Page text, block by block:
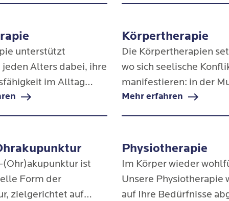
unterstützt
jeden Alters dabei, ihre
im Alltag
zu erhalten
Sie richtet
bei der
Handlungsplanung
alltäglicher
Körpertherapie
Die Körpertherapien
wo sich seelische
manifestieren: in der
in der Atmung, im
Bewegungsapparat.
Mehr erfahren
(Ohr)akupunktur ist
Form der
zielgerichtet auf
Physiotherapie
Im Körper wieder
Unsere Physiotherapie
auf Ihre Bedürfnisse